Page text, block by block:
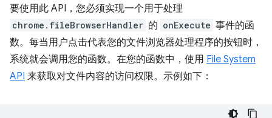
要使用此 API，您必须实现一个用于处理
chrome.fileBrowserHandler 的 onExecute 事件的函
数。每当用户点击代表您的文件浏览器处理程序的按钮时，
系统就会调用您的函数。在您的函数中，使用 File System
API 来获取对文件内容的访问权限。示例如下：